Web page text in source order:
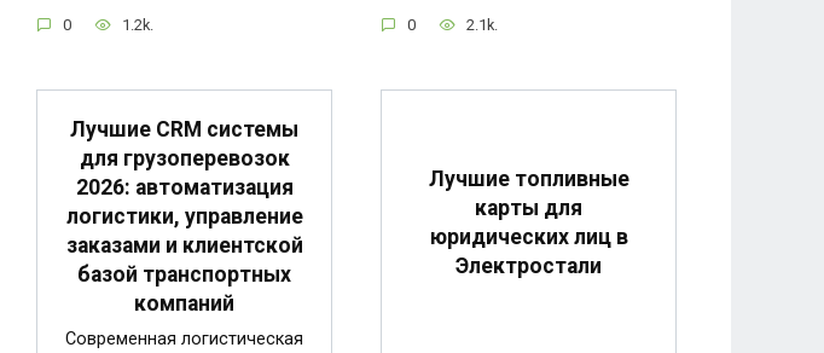
0 1.2k. 0 2.1k.
Лучшие CRM системы
для грузоперевозок
2026: автоматизация
логистики, управление
заказами и клиентской
базой транспортных
компаний
Современная логистическая
Лучшие топливные
карты для
юридических лиц в
Электростали